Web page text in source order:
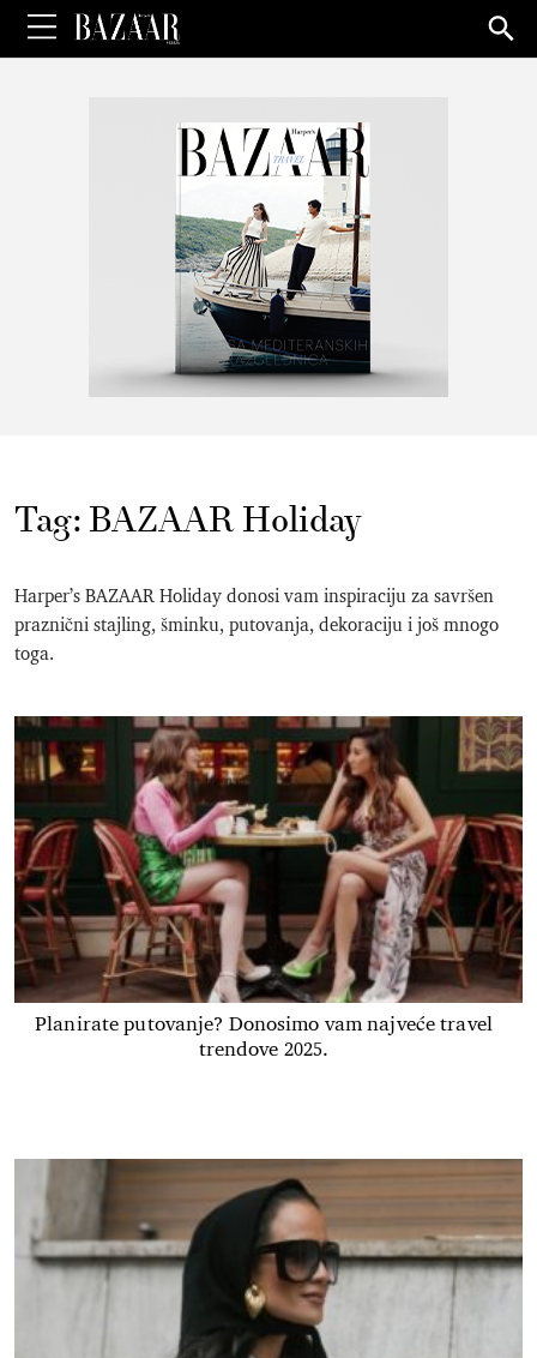
for:
Tag:BAZAAR Holiday
Harper’s BAZAAR Holiday donosi vam inspiraciju za savršen
praznični stajling, šminku, putovanja, dekoraciju i još mnogo
toga.
Planirate putovanje? Donosimo vam najveće travel
trendove 2025.